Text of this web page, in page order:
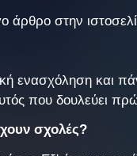
άρθρο στην
και
που δουλεύει
σχολές?